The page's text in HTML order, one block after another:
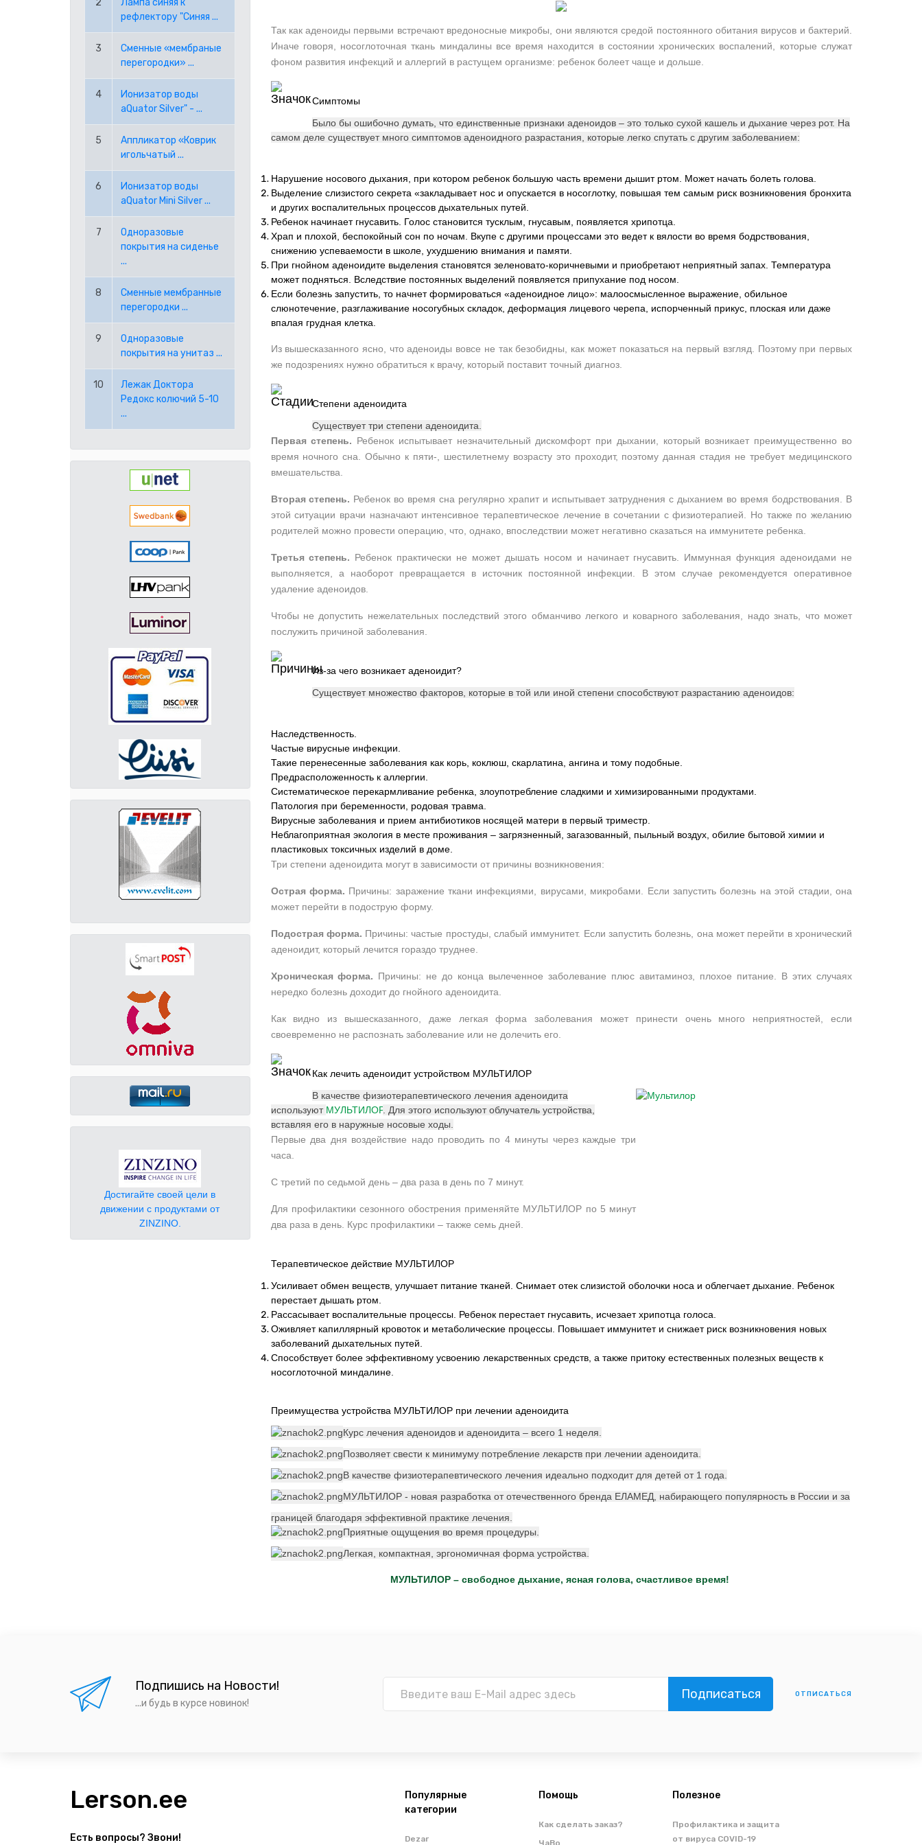
RON РУМЫНСКИЙ ЛЕЙ
RUB РОССИЙСКИЙ РУБЛЬ
SEK ШВЕДСКАЯ КРОНА
TRY ТУРЕЦКАЯ ЛИРА
USD АМЕРИКАНСКИЙ ДОЛЛАР
PPE PAYPAL (EUR)
PPD PAYPAL (USD)
2
Лампа синяя к
рефлектору "Синяя ...
3
Сменные «мембраные
перегородки» ...
4
Ионизатор воды
aQuator Silver" - ...
5
Аппликатор «Коврик
игольчатый ...
6
Ионизатор воды
aQuator Mini Silver ...
7
Одноразовые
покрытия на сиденье
...
8
Сменные мембранные
перегородки ...
9
Одноразовые
покрытия на унитаз ...
10
Лежак Доктора
Редокс колючий 5-10
...
Достигайте своей цели в
движении с продуктами от
ZINZINO.
Так как аденоиды первыми встречают вредоносные микробы, они являются средой постоянного обитания вирусов и бактерий.
Иначе говоря, носоглоточная ткань миндалины все время находится в состоянии хронических воспалений, которые служат
фоном развития инфекций и аллергий в растущем организме: ребенок болеет чаще и дольше.
Симптомы
Было бы ошибочно думать, что единственные признаки аденоидов – это только сухой кашель и дыхание через рот. На
самом деле существует много симптомов аденоидного разрастания, которые легко спутать с другим заболеванием:
Нарушение носового дыхания, при котором ребенок большую часть времени дышит ртом. Может начать болеть голова.
Выделение слизистого секрета «закладывает нос и опускается в носоглотку, повышая тем самым риск возникновения бронхита
и других воспалительных процессов дыхательных путей.
Ребенок начинает гнусавить. Голос становится тусклым, гнусавым, появляется хрипотца.
Храп и плохой, беспокойный сон по ночам. Вкупе с другими процессами это ведет к вялости во время бодрствования,
снижению успеваемости в школе, ухудшению внимания и памяти.
При гнойном аденоидите выделения становятся зеленовато-коричневыми и приобретают неприятный запах. Температура
может подняться. Вследствие постоянных выделений появляется припухание под носом.
Если болезнь запустить, то начнет формироваться «аденоидное лицо»: малоосмысленное выражение, обильное
слюнотечение, разглаживание носогубных складок, деформация лицевого черепа, испорченный прикус, плоская или даже
впалая грудная клетка.
Из вышесказанного ясно, что аденоиды вовсе не так безобидны, как может показаться на первый взгляд. Поэтому при первых
же подозрениях нужно обратиться к врачу, который поставит точный диагноз.
Степени аденоидита
Существует три степени аденоидита.
Первая степень. Ребенок испытывает незначительный дискомфорт при дыхании, который возникает преимущественно во
время ночного сна. Обычно к пяти-, шестилетнему возрасту это проходит, поэтому данная стадия не требует медицинского
вмешательства.
Вторая степень. Ребенок во время сна регулярно храпит и испытывает затруднения с дыханием во время бодрствования. В
этой ситуации врачи назначают интенсивное терапевтическое лечение в сочетании с физиотерапией. Но также по желанию
родителей можно провести операцию, что, однако, впоследствии может негативно сказаться на иммунитете ребенка.
Третья степень. Ребенок практически не может дышать носом и начинает гнусавить. Иммунная функция аденоидами не
выполняется, а наоборот превращается в источник постоянной инфекции. В этом случае рекомендуется оперативное
удаление аденоидов.
Чтобы не допустить нежелательных последствий этого обманчиво легкого и коварного заболевания, надо знать, что может
послужить причиной заболевания.
Из-за чего возникает аденоидит?
Существует множество факторов, которые в той или иной степени способствуют разрастанию аденоидов:
Наследственность.
Частые вирусные инфекции.
Такие перенесенные заболевания как корь, коклюш, скарлатина, ангина и тому подобные.
Предрасположенность к аллергии.
Систематическое перекармливание ребенка, злоупотребление сладкими и химизированными продуктами.
Патология при беременности, родовая травма.
Вирусные заболевания и прием антибиотиков носящей матери в первый триместр.
Неблагоприятная экология в месте проживания – загрязненный, загазованный, пыльный воздух, обилие бытовой химии и
пластиковых токсичных изделий в доме.
Три степени аденоидита могут в зависимости от причины возникновения:
Острая форма. Причины: заражение ткани инфекциями, вирусами, микробами. Если запустить болезнь на этой стадии, она
может перейти в подострую форму.
Подострая форма. Причины: частые простуды, слабый иммунитет. Если запустить болезнь, она может перейти в хронический
аденоидит, который лечится гораздо труднее.
Хроническая форма. Причины: не до конца вылеченное заболевание плюс авитаминоз, плохое питание. В этих случаях
нередко болезнь доходит до гнойного аденоидита.
Как видно из вышесказанного, даже легкая форма заболевания может принести очень много неприятностей, если
своевременно не распознать заболевание или не долечить его.
Как лечить аденоидит устройством МУЛЬТИЛОР
В качестве физиотерапевтического лечения аденоидита
используют МУЛЬТИЛОР. Для этого используют облучатель устройства,
вставляя его в наружные носовые ходы.
Первые два дня воздействие надо проводить по 4 минуты через каждые три
часа.
С третий по седьмой день – два раза в день по 7 минут.
Для профилактики сезонного обострения применяйте МУЛЬТИЛОР по 5 минут
два раза в день. Курс профилактики – также семь дней.
Терапевтическое действие МУЛЬТИЛОР
Усиливает обмен веществ, улучшает питание тканей. Снимает отек слизистой оболочки носа и облегчает дыхание. Ребенок
перестает дышать ртом.
Рассасывает воспалительные процессы. Ребенок перестает гнусавить, исчезает хрипотца голоса.
Оживляет капиллярный кровоток и метаболические процессы. Повышает иммунитет и снижает риск возникновения новых
заболеваний дыхательных путей.
Способствует более эффективному усвоению лекарственных средств, а также притоку естественных полезных веществ к
носоглоточной миндалине.
Преимущества устройства МУЛЬТИЛОР при лечении аденоидита
Курс лечения аденоидов и аденоидита – всего 1 неделя.
Позволяет свести к минимуму потребление лекарств при лечении аденоидита.
В качестве физиотерапевтического лечения идеально подходит для детей от 1 года.
МУЛЬТИЛОР - новая разработка от отечественного бренда ЕЛАМЕД, набирающего популярность в России и за
границей благодаря эффективной практике лечения.
Приятные ощущения во время процедуры.
Легкая, компактная, эргономичная форма устройства.
МУЛЬТИЛОР – свободное дыхание, ясная голова, счастливое время!
Подпишись на Новости!
...и будь в курсе новинок!
ОТПИСАТЬСЯ
Lerson.ee
Есть вопросы? Звони!
Популярные
категории
Dezar
Помощь
Как сделать заказ?
ЧаВо
Полезное
Профилактика и защита
от вируса COVID-19